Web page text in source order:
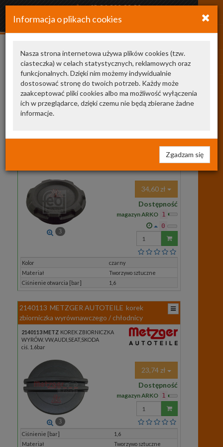
+48 34 366 20 20
arkozamowienia@gmail.com
Informacja o plikach cookies
Nasza strona internetowa używa plików cookies (tzw.
ciasteczka) w celach statystycznych, reklamowych oraz
funkcjonalnych. Dzięki nim możemy indywidualnie
dostosować stronę do twoich potrzeb. Każdy może
zaakceptować pliki cookies albo ma możliwość wyłączenia
ich w przeglądarce, dzięki czemu nie będą zbierane żadne
informacje.
Zgadzam się
LVCR328
producent jest cena
Nasze zamienniki
wyrównawczego / chłodnicy
3
34,60 zł
Dostępność
magazyn ARKO 1
0
Wprowadź
ilość
Kolor
czarny
Materiał
Tworzywo sztuczne
Ciśnienie otwarcia [bar]
1,6
2140113 METZGER AUTOTEILE korek
zbiorniczka wyrównawczego / chłodnicy
2140113 METZ KOREK ZBIORNICZKA
WYRÓW. VW,AUDI,SEAT,SKODA
ciś. 1.6bar
3
23,74 zł
Dostępność
magazyn ARKO 1
Wprowadź
ilość
Ciśnienie [bar]
1,6
Materiał
Tworzywo sztuczne